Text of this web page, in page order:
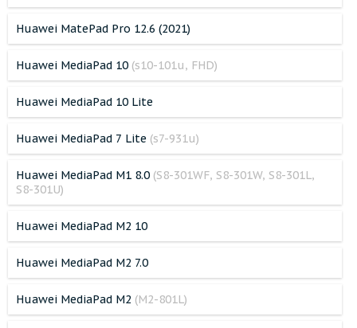
Huawei MatePad Pro 12.6 (2021)
Huawei MediaPad 10 (s10-101u, FHD)
Huawei MediaPad 10 Lite
Huawei MediaPad 7 Lite (s7-931u)
Huawei MediaPad M1 8.0 (S8-301WF, S8-301W, S8-301L,
S8-301U)
Huawei MediaPad M2 10
Huawei MediaPad M2 7.0
Huawei MediaPad M2 (M2-801L)